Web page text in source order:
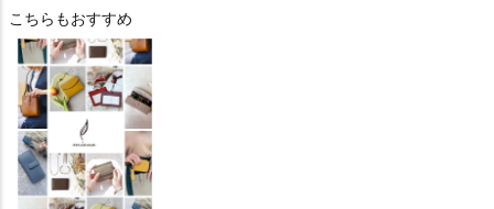
こちらもおすすめ